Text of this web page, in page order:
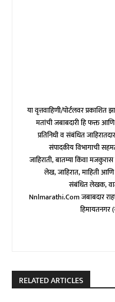
या वृत्तवाहिणी/पोर्टलवर
मतांची जबाबदारी हि फक्त
प्रतिनिधी व संबंधित
संपादकीय विभागाची
जाहिराती, बातम्या किंवा
लेख, जाहिरात, माहिती
संबंधित लेखक,
Nnlmarathi.com जबाबदार
हिमायतनगर
RELATED ARTICLES